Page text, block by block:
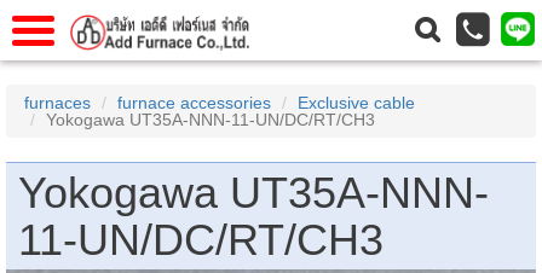
บเราAbout Us
Service
Contact Us
furnaces furnace accessories
Exclusive cable
Yokogawa UT35A-NNN-11-UN/DC/RT/CH3
Yokogawa UT35A-NNN-
11-UN/DC/RT/CH3